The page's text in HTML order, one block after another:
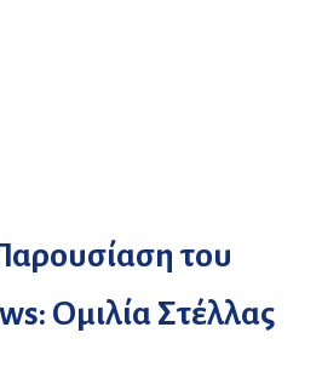
του
Ομιλία Στέλλας